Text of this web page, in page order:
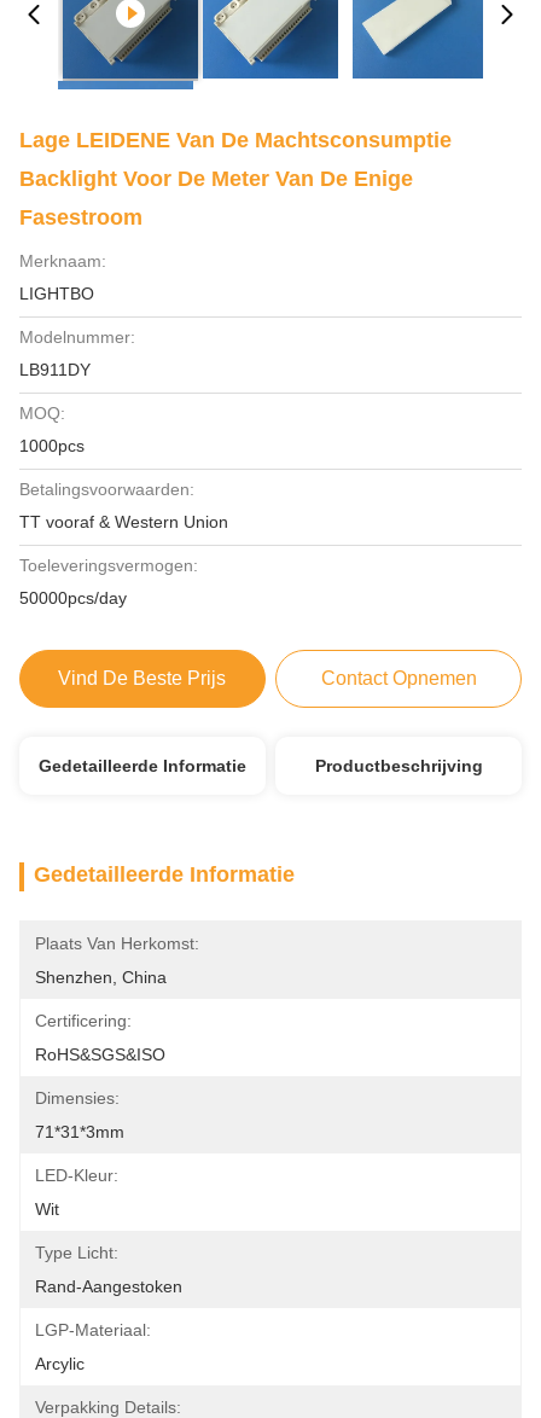
Lage LEIDENE Van De Machtsconsumptie
Backlight Voor De Meter Van De Enige
Fasestroom
Merknaam:
LIGHTBO
Modelnummer:
LB911DY
MOQ:
1000pcs
Betalingsvoorwaarden:
TT vooraf & Western Union
Toeleveringsvermogen:
50000pcs/day
Vind De Beste Prijs Contact Opnemen
Gedetailleerde Informatie Productbeschrijving
Gedetailleerde Informatie
Plaats Van Herkomst:
Shenzhen, China
Certificering:
RoHS&SGS&ISO
Dimensies:
71*31*3mm
LED-Kleur:
Wit
Type Licht:
Rand-Aangestoken
LGP-Materiaal:
Arcylic
Verpakking Details: